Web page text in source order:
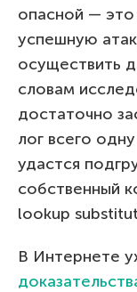
опасной — это
успешную
осуществить
словам
достаточно
лог всего
удастся
собственный
lookup
В Интернете